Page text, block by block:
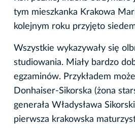
tym mieszkanka Krakowa
kolejnym roku przyjęto
Wszystkie wykazywały się
studiowania. Miały bardzo
egzaminów. Przykładem
Donhaiser-Sikorska (żona
generała Władysława
pierwsza krakowska